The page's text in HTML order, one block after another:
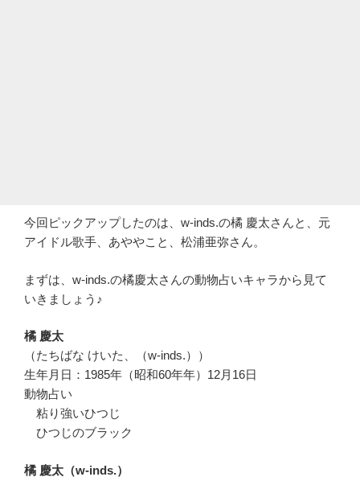
今回ピックアップしたのは、w-inds.の橘 慶太さんと、元
アイドル歌手、あややこと、松浦亜弥さん。
まずは、w-inds.の橘慶太さんの動物占いキャラから見て
いきましょう♪
橘 慶太
（たちばな けいた、（w-inds.））
生年月日：1985年（昭和60年年）12月16日
動物占い
粘り強いひつじ
ひつじのブラック
橘 慶太（w-inds.）